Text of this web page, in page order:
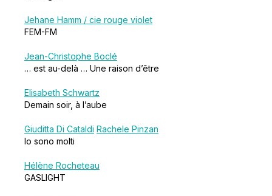
Jehane Hamm / cie rouge violet
FEM-FM
Jean-Christophe Boclé
… est au-delà … Une raison d’être
Elisabeth Schwartz
Demain soir, à l’aube
Giuditta Di Cataldi Rachele Pinzan
Io sono molti
Hélène Rocheteau
GASLIGHT